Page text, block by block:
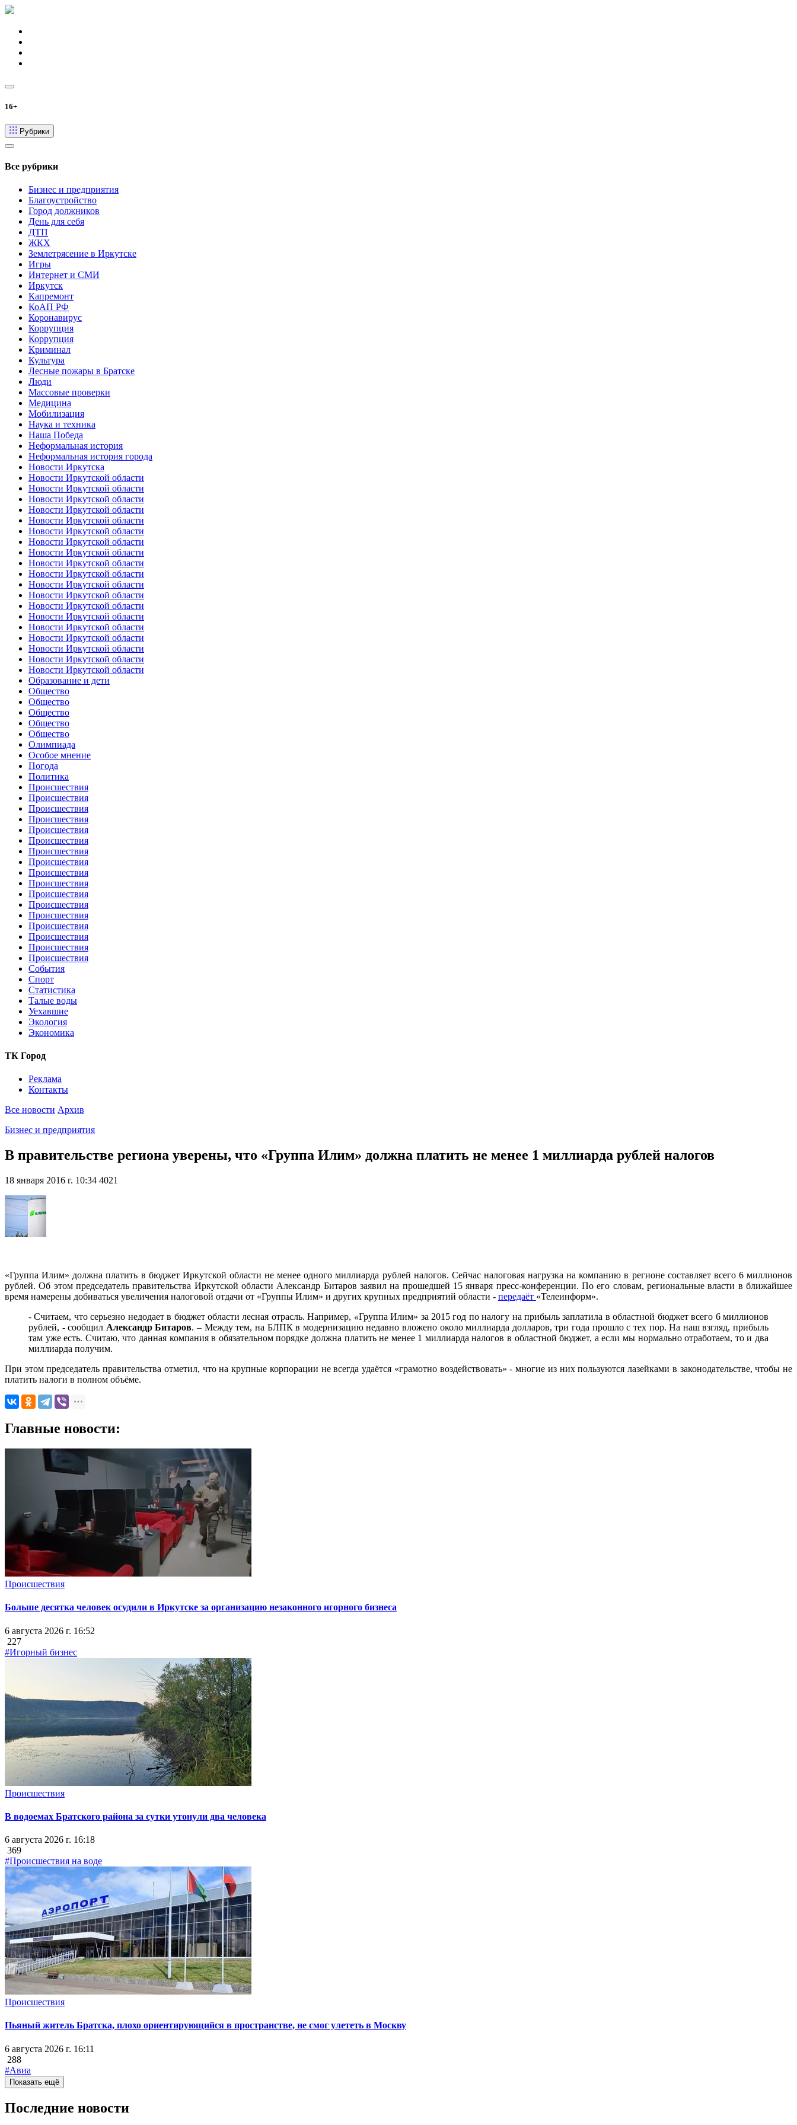
16+
Рубрики
Все рубрики
Бизнес и предприятия
Благоустройство
Город должников
День для себя
ДТП
ЖКХ
Землетрясение в Иркутске
Игры
Интернет и СМИ
Иркутск
Капремонт
КоАП РФ
Коронавирус
Коррупция
Коррупция
Криминал
Культура
Лесные пожары в Братске
Люди
Массовые проверки
Медицина
Мобилизация
Наука и техника
Наша Победа
Неформальная история
Неформальная история города
Новости Иркутска
Новости Иркутской области
Новости Иркутской области
Новости Иркутской области
Новости Иркутской области
Новости Иркутской области
Новости Иркутской области
Новости Иркутской области
Новости Иркутской области
Новости Иркутской области
Новости Иркутской области
Новости Иркутской области
Новости Иркутской области
Новости Иркутской области
Новости Иркутской области
Новости Иркутской области
Новости Иркутской области
Новости Иркутской области
Новости Иркутской области
Новости Иркутской области
Образование и дети
Общество
Общество
Общество
Общество
Общество
Олимпиада
Особое мнение
Погода
Политика
Происшествия
Происшествия
Происшествия
Происшествия
Происшествия
Происшествия
Происшествия
Происшествия
Происшествия
Происшествия
Происшествия
Происшествия
Происшествия
Происшествия
Происшествия
Происшествия
Происшествия
События
Спорт
Статистика
Талые воды
Уехавшие
Экология
Экономика
ТК Город
Реклама
Контакты
Все новости Архив
Бизнес и предприятия
В правительстве региона уверены, что «Группа Илим» должна платить не менее 1 миллиарда рублей налогов
18 января 2016 г. 10:34 4021
«Группа Илим» должна платить в бюджет Иркутской области не менее одного миллиарда рублей налогов. Сейчас налоговая нагрузка на компанию в регионе составляет всего 6 миллионов
рублей. Об этом председатель правительства Иркутской области Александр Битаров заявил на прошедшей 15 января пресс-конференции. По его словам, региональные власти в ближайшее
время намерены добиваться увеличения налоговой отдачи от «Группы Илим» и других крупных предприятий области - передаёт «Телеинформ».
- Считаем, что серьезно недодает в бюджет области лесная отрасль. Например, «Группа Илим» за 2015 год по налогу на прибыль заплатила в областной бюджет всего 6 миллионов
рублей, - сообщил Александр Битаров. – Между тем, на БЛПК в модернизацию недавно вложено около миллиарда долларов, три года прошло с тех пор. На наш взгляд, прибыль
там уже есть. Считаю, что данная компания в обязательном порядке должна платить не менее 1 миллиарда налогов в областной бюджет, а если мы нормально отработаем, то и два
миллиарда получим.
При этом председатель правительства отметил, что на крупные корпорации не всегда удаётся «грамотно воздействовать» - многие из них пользуются лазейками в законодательстве, чтобы не
платить налоги в полном объёме.
Главные новости:
Происшествия
Больше десятка человек осудили в Иркутске за организацию незаконного игорного бизнеса
6 августа 2026 г. 16:52
227
#Игорный бизнес
Происшествия
В водоемах Братского района за сутки утонули два человека
6 августа 2026 г. 16:18
369
#Происшествия на воде
Происшествия
Пьяный житель Братска, плохо ориентирующийся в пространстве, не смог улететь в Москву
6 августа 2026 г. 16:11
288
#Авиа
Показать ещё
Последние новости